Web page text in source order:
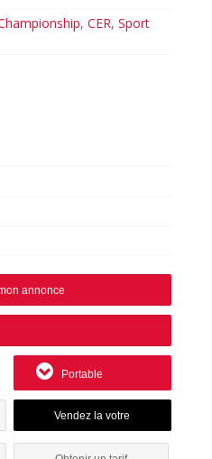
,CER,Sport
annonce
Portable